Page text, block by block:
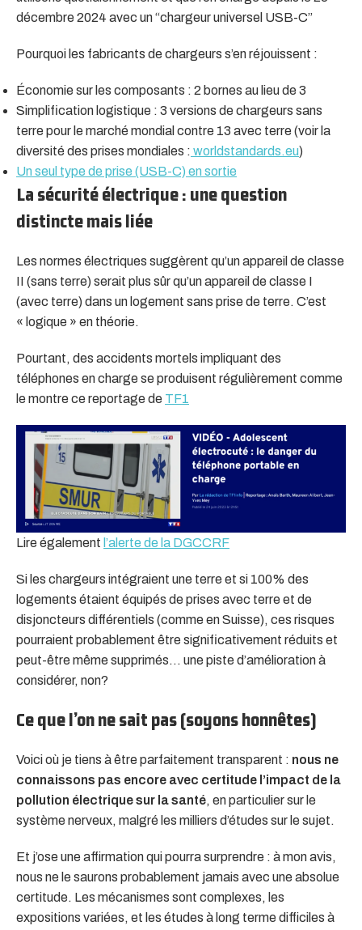
décembre 2024 avec un “chargeur universel USB-C”
Pourquoi les fabricants de chargeurs s’en réjouissent :
Économie sur les composants : 2 bornes au lieu de 3
Simplification logistique : 3 versions de chargeurs sans
terre pour le marché mondial contre 13 avec terre (voir la
diversité des prises mondiales : worldstandards.eu)
Un seul type de prise (USB-C) en sortie
La sécurité électrique : une question
distincte mais liée
Les normes électriques suggèrent qu’un appareil de classe
II (sans terre) serait plus sûr qu’un appareil de classe I
(avec terre) dans un logement sans prise de terre. C’est
« logique » en théorie.
Pourtant, des accidents mortels impliquant des
téléphones en charge se produisent régulièrement comme
le montre ce reportage de TF1
Lire également l’alerte de la DGCCRF
Si les chargeurs intégraient une terre et si 100% des
logements étaient équipés de prises avec terre et de
disjoncteurs différentiels (comme en Suisse), ces risques
pourraient probablement être significativement réduits et
peut-être même supprimés… une piste d’amélioration à
considérer, non?
Ce que l’on ne sait pas (soyons honnêtes)
Voici où je tiens à être parfaitement transparent : nous ne
connaissons pas encore avec certitude l’impact de la
pollution électrique sur la santé, en particulier sur le
système nerveux, malgré les milliers d’études sur le sujet.
Et j’ose une affirmation qui pourra surprendre : à mon avis,
nous ne le saurons probablement jamais avec une absolue
certitude. Les mécanismes sont complexes, les
expositions variées, et les études à long terme difficiles à